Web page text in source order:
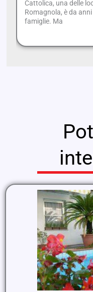
Cattolica, una delle
Romagnola, è da
famiglie. Ma